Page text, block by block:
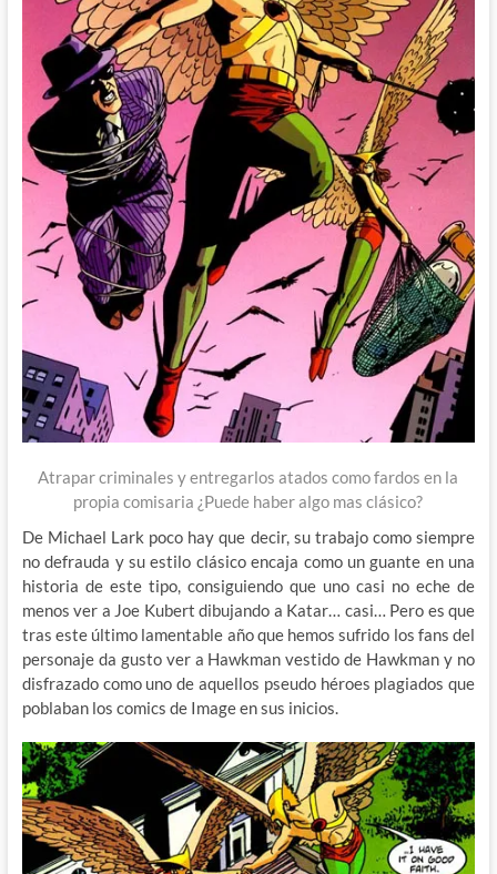
Atrapar criminales y entregarlos atados como fardos en la
propia comisaria ¿Puede haber algo mas clásico?
De Michael Lark poco hay que decir, su trabajo como siempre
no defrauda y su estilo clásico encaja como un guante en una
historia de este tipo, consiguiendo que uno casi no eche de
menos ver a Joe Kubert dibujando a Katar… casi… Pero es que
tras este último lamentable año que hemos sufrido los fans del
personaje da gusto ver a Hawkman vestido de Hawkman y no
disfrazado como uno de aquellos pseudo héroes plagiados que
poblaban los comics de Image en sus inicios.